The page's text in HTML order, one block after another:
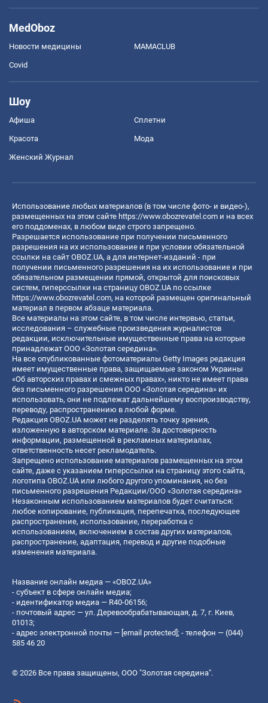
MedOboz
Новости медицины MAMACLUB
Covid
Шоу
Афиша Сплетни
Красота Мода
Женский Журнал
Использование любых материалов (в том числе фото- и видео-),
размещенных на этом сайте https://www.obozrevatel.com и на всех
его поддоменах, в любом виде строго запрещено.
Разрешается использование при получении письменного
разрешения на их использование и при условии обязательной
ссылки на сайт OBOZ.UA, а для интернет-изданий - при
получении письменного разрешения на их использование и при
обязательном размещении прямой, открытой для поисковых
систем, гиперссылки на страницу OBOZ.UA по ссылке
https://www.obozrevatel.com, на которой размещен оригинальный
материал в первом абзаце материала.
Все материалы на этом сайте, в том числе интервью, статьи,
исследования – служебные произведения журналистов
редакции, исключительные имущественные права на которые
принадлежат ООО «Золотая середина».
На все опубликованные фотоматериалы Getty Images редакция
имеет имущественные права, защищаемые законом Украины
«Об авторских правах и смежных правах», никто не имеет права
без письменного разрешения ООО «Золотая середина» их
использовать, они не подлежат дальнейшему воспроизводству,
переводу, распространению в любой форме.
Редакция OBOZ.UA может не разделять точку зрения,
изложенную в авторском материале. За достоверность
информации, размещенной в рекламных материалах,
ответственность несет рекламодатель.
Запрещено использование материалов размещенных на этом
сайте, даже с указанием гиперссылки на страницу этого сайта,
логотипа OBOZ.UA или любого другого упоминания, но без
письменного разрешения Редакции/ООО «Золотая середина»
Незаконным использованием материалов будет считаться:
любое копирование, публикация, перепечатка, последующее
распространение, использование, переработка с
использованием, включением в состав других материалов,
распространение, адаптация, перевод и другие подобные
изменения материала.
Название онлайн медиа — «OBOZ.UA»
- субъект в сфере онлайн медиа;
- идентификатор медиа — R40-06156;
- почтовый адрес — ул. Деревообрабатывающая, д. 7, г. Киев,
01013;
- адрес электронной почты — [email protected]; - телефон — (044)
585 46 20
© 2026 Все права защищены, ООО "Золотая середина".